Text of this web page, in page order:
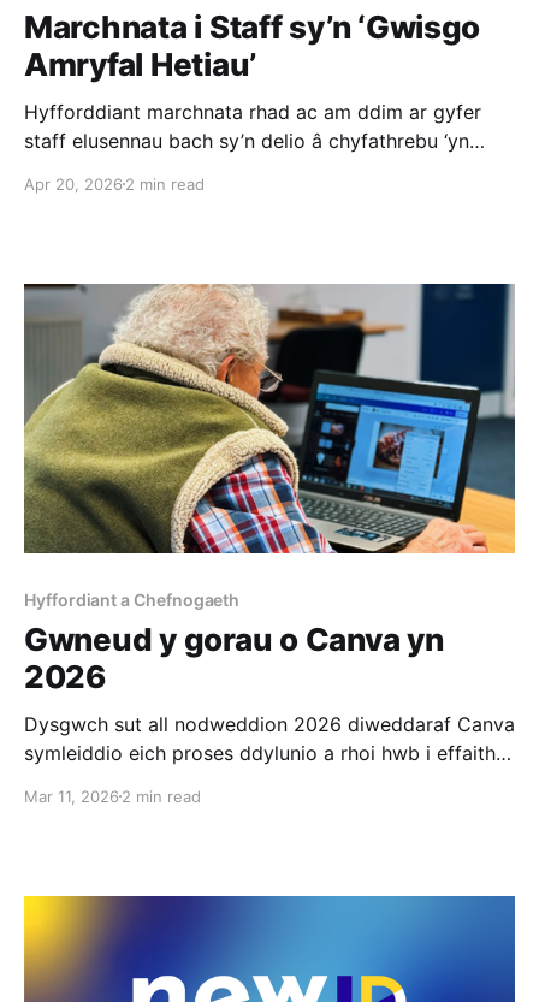
Marchnata i Staff sy’n ‘Gwisgo
Amryfal Hetiau’
Hyfforddiant marchnata rhad ac am ddim ar gyfer
staff elusennau bach sy’n delio â chyfathrebu ‘yn
Apr 20, 2026 2 min read
Hyffordiant a Chefnogaeth
Gwneud y gorau o Canva yn
2026
Dysgwch sut all nodweddion 2026 diweddaraf Canva
symleiddio eich proses ddylunio a rhoi hwb i effaith
Mar 11, 2026 2 min read